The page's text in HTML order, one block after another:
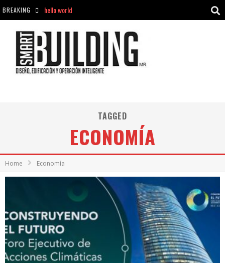
BREAKING
hello world
hello world
TAGGED
ECONOMÍA
Home Economía